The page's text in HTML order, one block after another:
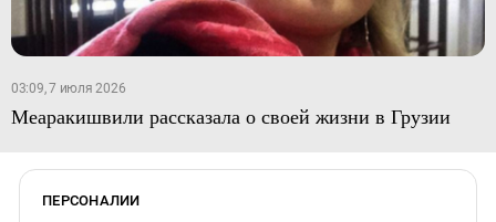
03:09, 7 июля 2026
Меаракишвили рассказала о своей жизни в Грузии
ПЕРСОНАЛИИ